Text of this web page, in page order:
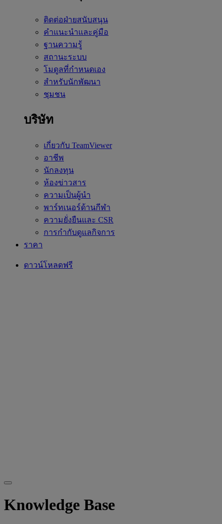
ติดต่อฝ่ายสนับสนุน
คำแนะนำและคู่มือ
ฐานความรู้
สถานะระบบ
โมดูลที่กำหนดเอง
สำหรับนักพัฒนา
ชุมชน
บริษัท
เกี่ยวกับ TeamViewer
อาชีพ
นักลงทุน
ห้องข่าวสาร
ความเป็นผู้นำ
พาร์ทเนอร์ด้านกีฬา
ความยั่งยืนและ CSR
การกำกับดูแลกิจการ
ราคา
ดาวน์โหลดฟรี
Knowledge Base